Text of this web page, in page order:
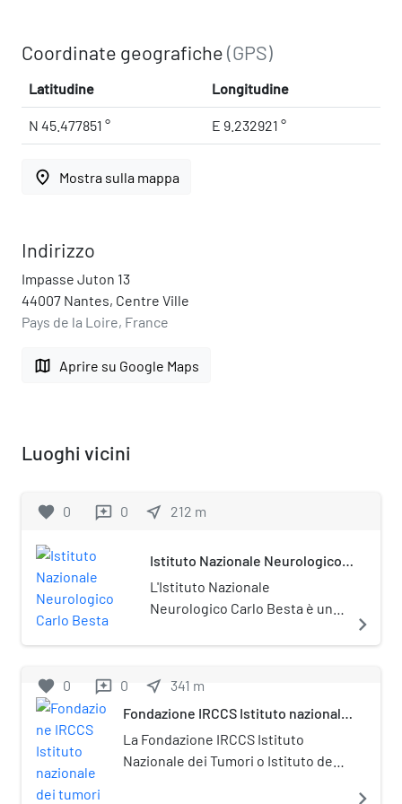
Coordinate geografiche(GPS)
Latitudine Longitudine
N 45.477851 ° E 9.232921 °
place Mostra sulla mappa
Indirizzo
Impasse Juton 13
44007 Nantes, Centre Ville
Pays de la Loire, France
map Aprire su Google Maps
Luoghi vicini
favorite 0 reviews 0 near_me 212 m
Istituto Nazionale Neurologico
L'Istituto Nazionale
Neurologico Carlo Besta è un
neurologia.
navigate_next
favorite 0 reviews 0 near_me 341 m
Fondazione IRCCS Istituto nazionale
La Fondazione IRCCS Istituto
Nazionale dei Tumori o Istituto dei
navigate_next